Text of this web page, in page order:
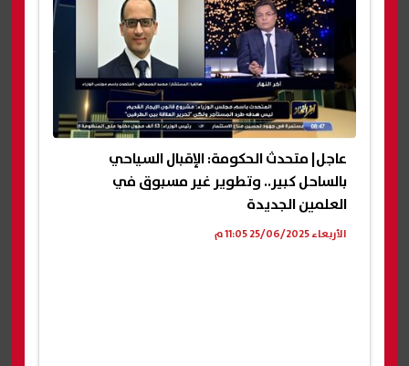
عاجل| متحدث الحكومة: الإقبال السياحي
بالساحل كبير.. وتطوير غير مسبوق في
العلمين الجديدة
الأربعاء 25/06/2025 11:05 م